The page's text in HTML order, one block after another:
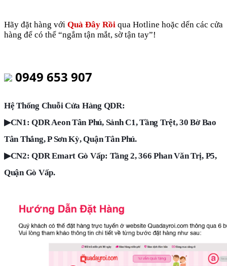
Hãy đặt hàng với Quà Đây Rồi qua Hotline hoặc dến các cửa
hàng để có thể “ngắm tận mắt, sờ tận tay”!
0949 653 907
Hệ Thống Chuỗi Cửa Hàng QDR:
▶CN1: QDR Aeon Tân Phú, Sảnh C1, Tầng Trệt, 30 Bờ Bao
Tân Thắng, P Sơn Kỳ, Quận Tân Phú.
▶CN2: QDR Emart Gò Vấp: Tầng 2, 366 Phan Văn Trị, P5,
Quận Gò Vấp.